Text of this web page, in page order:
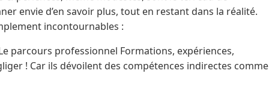
envie d’en savoir plus, tout en restant dans la réalité.
incontournables :
parcours professionnel Formations, expériences,
! Car ils dévoilent des compétences indirectes comme